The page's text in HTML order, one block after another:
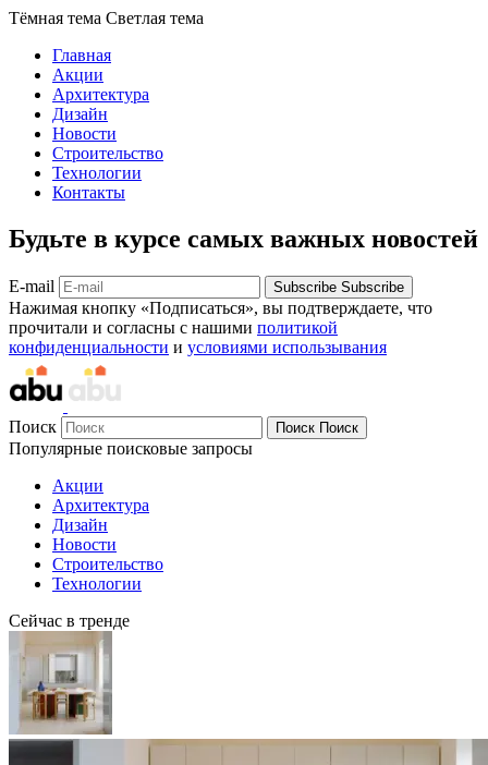
Тёмная тема Светлая тема
Главная
Акции
Архитектура
Дизайн
Новости
Строительство
Технологии
Контакты
Будьте в курсе самых важных новостей
E-mail Subscribe Subscribe
Нажимая кнопку «Подписаться», вы подтверждаете, что
прочитали и согласны с нашими политикой
конфиденциальности и условиями использывания
Поиск Поиск Поиск
Популярные поисковые запросы
Акции
Архитектура
Дизайн
Новости
Строительство
Технологии
Сейчас в тренде